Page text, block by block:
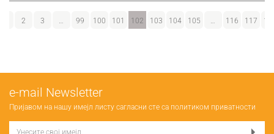
2 3 99 100 101 102 103 104 105 116 117
е-mail Newsletter
Пријавом на нашу имејл листу сагласни сте са политиком приватности